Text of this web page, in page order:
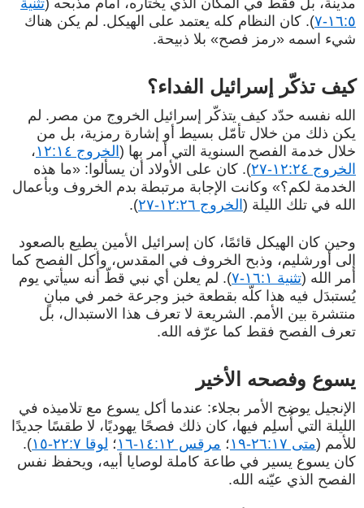
مدينة، بل فقط في المكان الذي يختاره، أمام مذبحه (تثنية
١٦:٥-٧
). كان النظام كله يعتمد على الهيكل. لم يكن هناك
شيء اسمه «رمز فصح» بلا ذبيحة.
كيف تذكّر إسرائيل الفداء؟
الله نفسه حدّد كيف يتذكّر إسرائيل الخروج من مصر. لم
يكن ذلك من خلال تأمّل بسيط أو إشارة رمزية، بل من
خلال خدمة الفصح السنوية التي أمر بها ( الخروج ١٢:١٤
،
الخروج ١٢:٢٤-٢٧
). كان على الأولاد أن يسألوا: «ما هذه
الخدمة لكم؟» وكانت الإجابة مرتبطة بدم الخروف وبأعمال
الله في تلك الليلة ( الخروج ١٢:٢٦-٢٧ ).
وحين كان الهيكل قائمًا، كان إسرائيل الأمين يطيع بالصعود
إلى أورشليم، وذبح الخروف في المقدس، وأكل الفصح كما
أمر الله (تثنية ١٦:١-٧
). لم يعلن أي نبي قطّ أنه سيأتي يوم
يُستبدَل فيه هذا كلّه بقطعة خبز وجرعة خمر في مبانٍ
منتشرة بين الأمم. الشريعة لا تعرف هذا الاستبدال، بل
تعرف الفصح فقط كما عرّفه الله.
يسوع وفصحه الأخير
الإنجيل يوضح الأمر بجلاء: عندما أكل يسوع مع تلاميذه في
الليلة التي أُسلِم فيها، كان ذلك فصحًا يهوديًا، لا طقسًا جديدًا
للأمم (متى ٢٦:١٧-١٩ ؛ مرقس ١٤:١٢-١٦ ؛ لوقا ٢٢:٧-١٥
).
كان يسوع يسير في طاعة كاملة لوصايا أبيه، ويحفظ نفس
الفصح الذي عيّنه الله.